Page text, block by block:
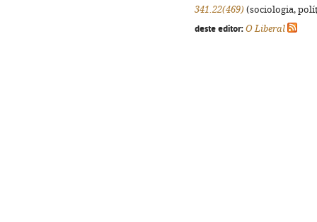
341.22(469) (sociologia,
deste editor: O Liberal